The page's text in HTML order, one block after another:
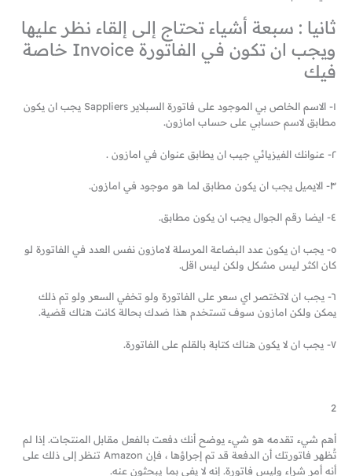
ثانيا : سبعة أشياء تحتاج إلى إلقاء نظر عليها
ويجب ان تكون في الفاتورة Invoice خاصة
فيك
١- الاسم الخاص بي الموجود على فاتورة السبلاير Sappliers يجب ان يكون
مطابق لاسم حسابي على حساب امازون.
٢- عنوانك الفيزيائي جيب ان يطابق عنوان في امازون .
٣- الايميل يجب ان يكون مطابق لما هو موجود في امازون.
٤- ايضا رقم الجوال يجب ان يكون مطابق.
٥- يجب ان يكون عدد البضاعة المرسلة لامازون نفس العدد في الفاتورة لو
كان اكثر ليس مشكل ولكن ليس اقل.
٦- يجب ان لاتختصر اي سعر على الفاتورة ولو تخفي السعر ولو تم ذلك
يمكن ولكن امازون سوف تستخدم هذا ضدك بحالة كانت هناك قضية.
٧- يجب ان لا يكون هناك كتابة بالقلم على الفاتورة.
2
أهم شيء تقدمه هو شيء يوضح أنك دفعت بالفعل مقابل المنتجات. إذا لم
تُظهر فاتورتك أن الدفعة قد تم إجراؤها ، فإن Amazon تنظر إلى ذلك على
أنه أمر شراء وليس فاتورة. إنه لا يفي بما يبحثون عنه.